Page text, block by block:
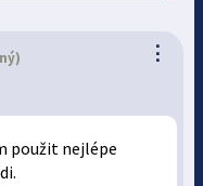
⋮
použit nejlépe